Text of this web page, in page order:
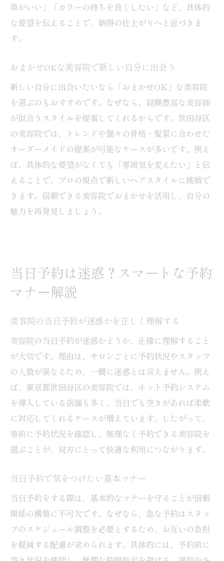
単がいい」「カラーの持ちを良くしたい」など、具体的
な要望を伝えることで、納得の仕上がりへと近づきま
す。
おまかせOKな美容院で新しい自分に出会う
新しい自分に出会いたいなら「おまかせOK」な美容院
を選ぶのもおすすめです。なぜなら、経験豊富な美容師
が似合うスタイルを提案してくれるからです。世田谷区
の美容院では、トレンドや個々の骨格・髪質に合わせた
オーダーメイドの提案が可能なケースが多いです。例え
ば、具体的な要望がなくても「雰囲気を変えたい」と伝
えることで、プロの視点で新しいヘアスタイルに挑戦で
きます。信頼できる美容院でおまかせを活用し、自分の
魅力を再発見しましょう。
当日予約は迷惑？スマートな予約
マナー解説
美容院の当日予約が迷惑かを正しく理解する
美容院の当日予約が迷惑かどうか、正確に理解すること
が大切です。理由は、サロンごとに予約状況やスタッフ
の人数が異なるため、一概に迷惑とは言えません。例え
ば、東京都世田谷区の美容院では、ネット予約システム
を導入している店舗も多く、当日でも空きがあれば柔軟
に対応してくれるケースが増えています。したがって、
事前に予約状況を確認し、無理なく予約できる美容院を
選ぶことが、双方にとって快適な利用につながります。
当日予約で気をつけたい基本マナー
当日予約をする際は、基本的なマナーを守ることが信頼
関係の構築に不可欠です。なぜなら、急な予約はスタッ
フのスケジュール調整を必要とするため、お互いの負担
を軽減する配慮が求められます。具体的には、予約前に